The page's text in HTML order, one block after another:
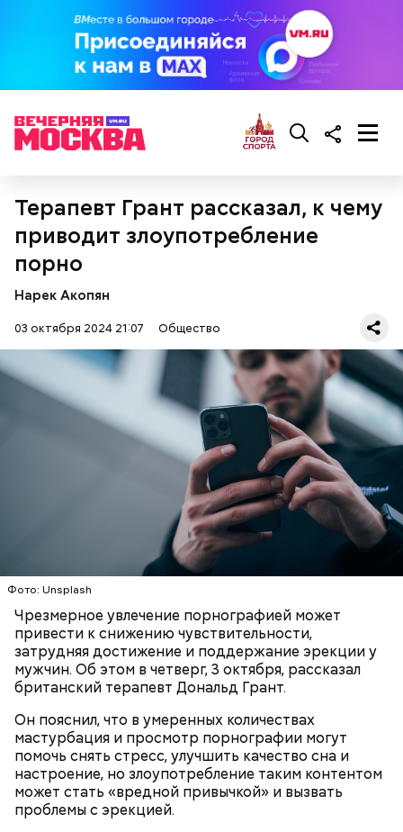
Терапевт Грант рассказал, к чему
приводит злоупотребление
порно
Нарек Акопян
03 октября 2024 21:07 Общество
Фото: Unsplash
Чрезмерное увлечение порнографией может
привести к снижению чувствительности,
затрудняя достижение и поддержание эрекции у
мужчин. Об этом в четверг, 3 октября, рассказал
британский терапевт Дональд Грант.
Он пояснил, что в умеренных количествах
мастурбация и просмотр порнографии могут
помочь снять стресс, улучшить качество сна и
настроение, но злоупотребление таким контентом
может стать «вредной привычкой» и вызвать
проблемы с эрекцией.
Ингредиенты:
кабачок;
брынза;
растительное масло;
помидоры черри либо грунтовые.
черри или грунтовые, — рассказал шеф-повар.